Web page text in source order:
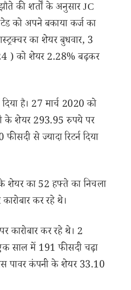
की शर्तों के अनुसार JC
को अपने बकाया कर्ज का
का शेयर बुधवार, 3
) को शेयर 2.28% बढ़कर
है। 27 मार्च 2020 को
के शेयर 293.95 रुपये पर
से ज्यादा रिटर्न दिया
शेयर का 52 हफ्ते का निचला
कर रहे थे।
कारोबार कर रहे थे। 2
साल में 191 फीसदी चढ़ा
पावर कंपनी के शेयर 33.10